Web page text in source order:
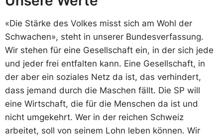
«Die Stärke des Volkes misst sich am Wohl der
Schwachen», steht in unserer Bundesverfassung.
Wir stehen für eine Gesellschaft ein, in der sich jede
und jeder frei entfalten kann. Eine Gesellschaft, in
der aber ein soziales Netz da ist, das verhindert,
dass jemand durch die Maschen fällt. Die SP will
eine Wirtschaft, die für die Menschen da ist und
nicht umgekehrt. Wer in der reichen Schweiz
arbeitet, soll von seinem Lohn leben können. Wir